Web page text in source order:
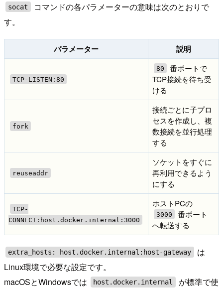
socat
コマンドの各パラメーターの意味は次のとおりで
す。
パラメーター 説明
TCP-LISTEN:80
80
番ポートで
TCP接続を待ち受
ける
fork
接続ごとに子プロ
セスを作成し、複
数接続を並行処理
する
reuseaddr
ソケットをすぐに
再利用できるよう
にする
TCP-
CONNECT:host.docker.internal:3000
ホストPCの
3000
番ポート
へ転送する
extra_hosts: host.docker.internal:host-gateway
は
Linux環境で必要な設定です。
macOSとWindowsでは
host.docker.internal
が標準で使